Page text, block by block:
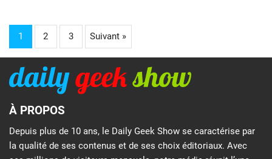
1 2 3 Suivant »
À PROPOS
Depuis plus de 10 ans, le Daily Geek Show se caractérise par
la qualité de ses contenus et de ses choix éditoriaux. Avec